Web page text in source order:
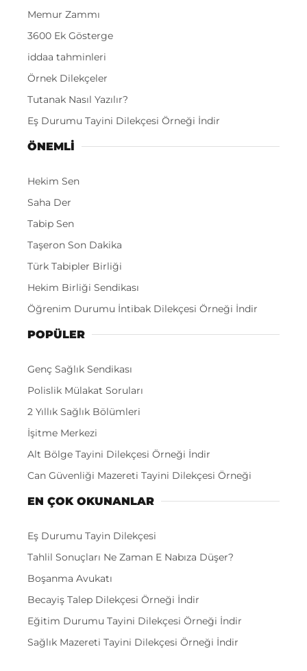
Memur Zammı
3600 Ek Gösterge
iddaa tahminleri
Örnek Dilekçeler
Tutanak Nasıl Yazılır?
Eş Durumu Tayini Dilekçesi Örneği İndir
ÖNEMLI
Hekim Sen
Saha Der
Tabip Sen
Taşeron Son Dakika
Türk Tabipler Birliği
Hekim Birliği Sendikası
Öğrenim Durumu İntibak Dilekçesi Örneği İndir
POPÜLER
Genç Sağlık Sendikası
Polislik Mülakat Soruları
2 Yıllık Sağlık Bölümleri
İşitme Merkezi
Alt Bölge Tayini Dilekçesi Örneği İndir
Can Güvenliği Mazereti Tayini Dilekçesi Örneği
EN ÇOK OKUNANLAR
Eş Durumu Tayin Dilekçesi
Tahlil Sonuçları Ne Zaman E Nabıza Düşer?
Boşanma Avukatı
Becayiş Talep Dilekçesi Örneği İndir
Eğitim Durumu Tayini Dilekçesi Örneği İndir
Sağlık Mazereti Tayini Dilekçesi Örneği İndir